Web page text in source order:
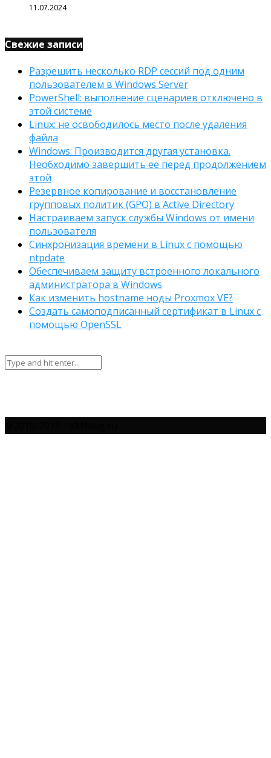
11.07.2024
Свежие записи
Разрешить несколько RDP сессий под одним
пользователем в Windows Server
PowerShell: выполнение сценариев отключено в
этой системе
Linux: не освободилось место после удаления
файла
Windows: Производится другая установка.
Необходимо завершить ее перед продолжением
этой
Резервное копирование и восстановление
групповых политик (GPO) в Active Directory
Настраиваем запуск службы Windows от имени
пользователя
Синхронизация времени в Linux с помощью
ntpdate
Обеспечиваем защиту встроенного локального
администратора в Windows
Как изменить hostname ноды Proxmox VE?
Создать самоподписанный сертификат в Linux с
помощью OpenSSL